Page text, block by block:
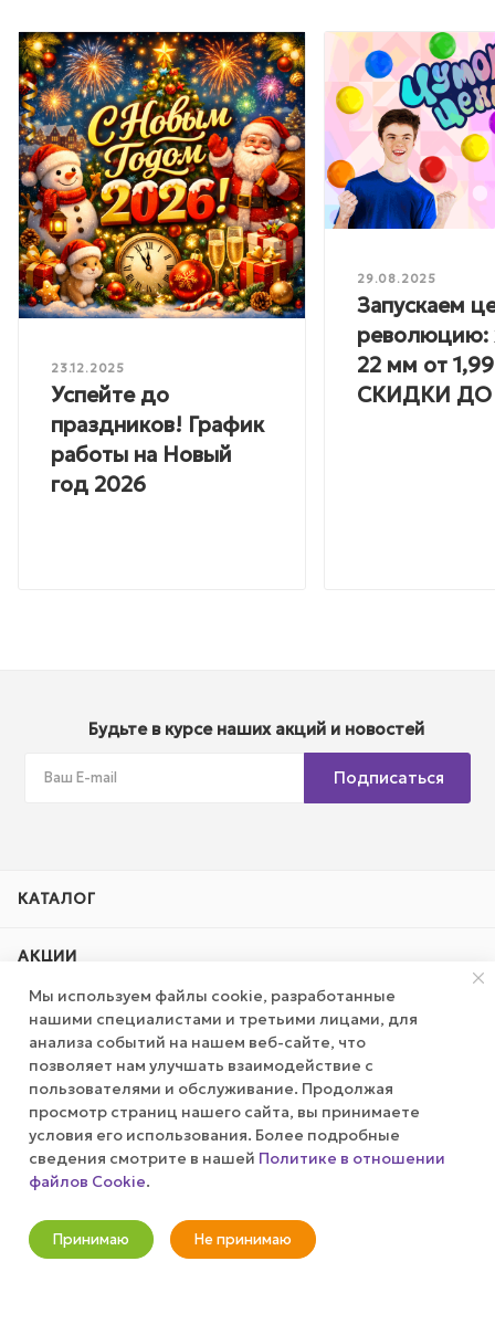
23.12.2025
Успейте до
праздников! График
работы на Новый
год 2026
29.08.2025
Запускаем
революцию:
22 мм от
СКИДКИ ДО
Будьте в курсе наших акций и новостей
Подписаться
КАТАЛОГ
АКЦИИ
КОМПАНИЯ
ПУБЛИЧНАЯ ОФЕРТА
КАК СДЕЛАТЬ ЗАКАЗ?
info@wizardgum.ru
Мы используем файлы cookie, разработанные
нашими специалистами и третьими лицами, для
анализа событий на нашем веб-сайте, что
позволяет нам улучшать взаимодействие с
пользователями и обслуживание. Продолжая
просмотр страниц нашего сайта, вы принимаете
условия его использования. Более подробные
сведения смотрите в нашей Политике в отношении
файлов Cookie.
Принимаю Не принимаю